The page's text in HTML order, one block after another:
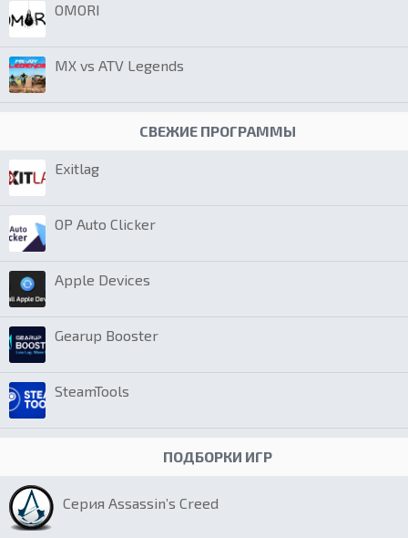
OMORI
MX vs ATV Legends
СВЕЖИЕ ПРОГРАММЫ
Exitlag
OP Auto Clicker
Apple Devices
Gearup Booster
SteamTools
ПОДБОРКИ ИГР
Серия Assassin’s Creed